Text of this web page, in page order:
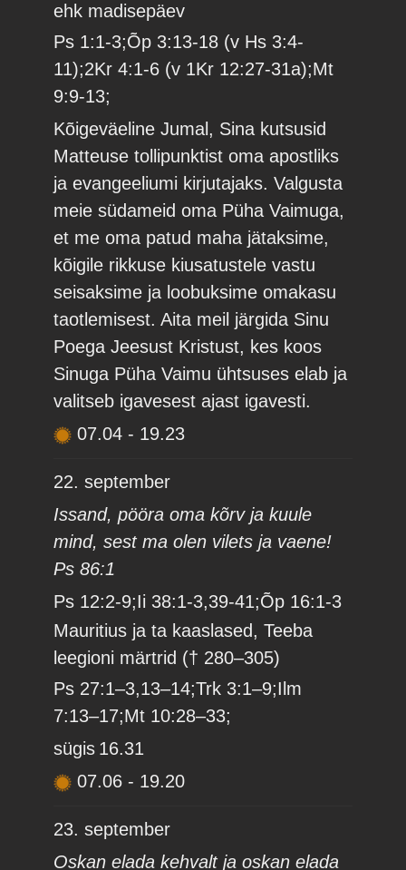
ehk madisepäev
Ps 1:1-3;Õp 3:13-18 (v Hs 3:4-
11);2Kr 4:1-6 (v 1Kr 12:27-31a);Mt
9:9-13;
Kõigeväeline Jumal, Sina kutsusid
Matteuse tollipunktist oma apostliks
ja evangeeliumi kirjutajaks. Valgusta
meie südameid oma Püha Vaimuga,
et me oma patud maha jätaksime,
kõigile rikkuse kiusatustele vastu
seisaksime ja loobuksime omakasu
taotlemisest. Aita meil järgida Sinu
Poega Jeesust Kristust, kes koos
Sinuga Püha Vaimu ühtsuses elab ja
valitseb igavesest ajast igavesti.
07.04 - 19.23
22. september
Issand, pööra oma kõrv ja kuule
mind, sest ma olen vilets ja vaene!
Ps 86:1
Ps 12:2-9;Ii 38:1-3,39-41;Õp 16:1-3
Mauritius ja ta kaaslased, Teeba
leegioni märtrid († 280–305)
Ps 27:1–3,13–14;Trk 3:1–9;Ilm
7:13–17;Mt 10:28–33;
sügis 16.31
07.06 - 19.20
23. september
Oskan elada kehvalt ja oskan elada